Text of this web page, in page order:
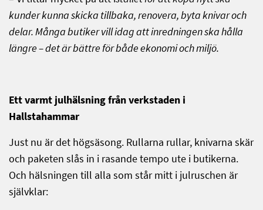
kunder kunna skicka tillbaka, renovera, byta knivar och
delar. Många butiker vill idag att inredningen ska hålla
längre – det är bättre för både ekonomi och miljö.
Ett varmt julhälsning från verkstaden i
Hallstahammar
Just nu är det högsäsong. Rullarna rullar, knivarna skär
och paketen slås in i rasande tempo ute i butikerna.
Och hälsningen till alla som står mitt i julruschen är
självklar: